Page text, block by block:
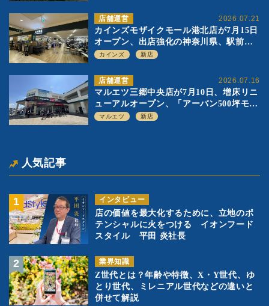
2026.07.21
店舗運営
カインズモザイクモール港北店が7月15日
オープン、出店強化の神奈川県、駅前
SC2階の都市型小型店
カインズ 新店
2026.07.16
店舗運営
マルエツ三郷中央店が7月10日、増床リニ
ューアルオープン、「アーバン500坪モデ
ル」の実験を集大成、駅前立地受け、寿
マルエツ 新店
人気記事
インタビュー
店の価値を最大化するために、立地のポ
テンシャルに火をつける イオンフード
スタイル 平田 炎社長
業界知識
Z世代とは？年齢や特徴、X・Y世代、ゆ
とり世代、ミレニアル世代などの違いと
併せて解説